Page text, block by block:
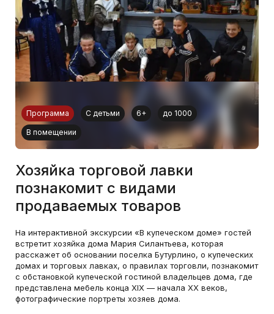
Программа С детьми 6+ до 1000
В помещении
Хозяйка торговой лавки
познакомит с видами
продаваемых товаров
На интерактивной экскурсии «В купеческом доме» гостей
встретит хозяйка дома Мария Силантьева, которая
расскажет об основании поселка Бутурлино, о купеческих
домах и торговых лавках, о правилах торговли, познакомит
с обстановкой купеческой гостиной владельцев дома, где
представлена мебель конца ХIХ — начала ХХ веков,
фотографические портреты хозяев дома.